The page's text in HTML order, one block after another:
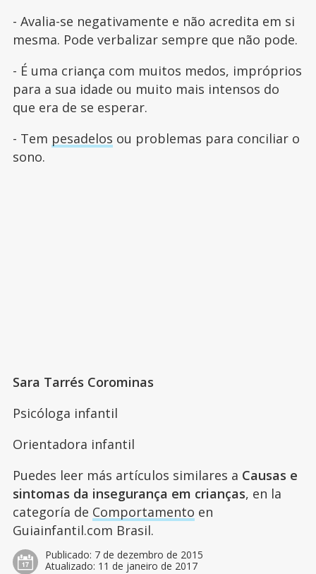
- Avalia-se negativamente e não acredita em si
mesma. Pode verbalizar sempre que não pode.
- É uma criança com muitos medos, impróprios
para a sua idade ou muito mais intensos do
que era de se esperar.
- Tem pesadelos ou problemas para conciliar o
sono.
Sara Tarrés Corominas
Psicóloga infantil
Orientadora infantil
Puedes leer más artículos similares a Causas e
sintomas da insegurança em crianças, en la
categoría de Comportamento en
Guiainfantil.com Brasil.
Publicado: 7 de dezembro de 2015
Atualizado: 11 de janeiro de 2017